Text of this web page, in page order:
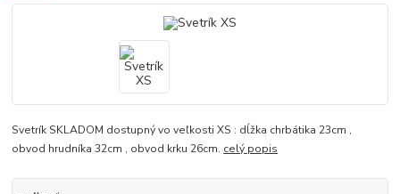
Svetrík SKLADOM dostupný vo veľkosti XS : dĺžka chrbátika 23cm ,
obvod hrudníka 32cm , obvod krku 26cm. celý popis